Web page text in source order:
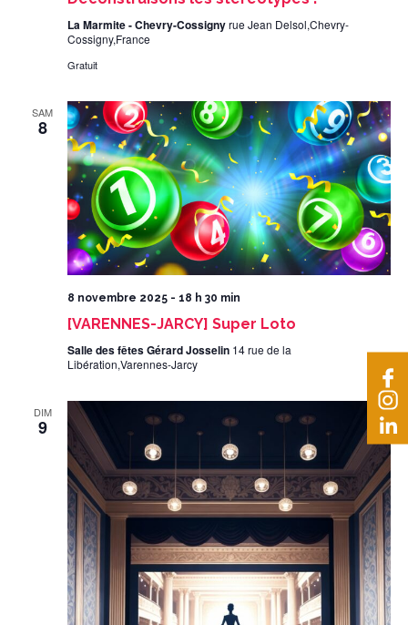
La Marmite - Chevry-Cossignyrue Jean Delsol,Chevry-
Cossigny,France
Gratuit
SAM
8
8 novembre 2025 - 18 h 30 min
[VARENNES-JARCY] Super Loto
Salle des fêtes Gérard Josselin 14 rue de la
Libération,Varennes-Jarcy
DIM
9